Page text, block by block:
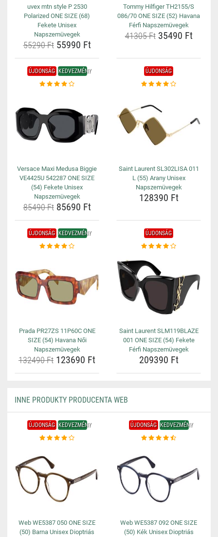
uvex mtn style P 2530
Polarized ONE SIZE (68)
Fekete Unisex
Napszemüvegek
55290 Ft55990 Ft
Tommy Hilfiger TH2155/S
086/70 ONE SIZE (52) Havana
Férfi Napszemüvegek
41305 Ft35490 Ft
ÚJDONSÁG KEDVEZMÉNY
Versace Maxi Medusa Biggie
VE4425U 542287 ONE SIZE
(54) Fekete Unisex
Napszemüvegek
85490 Ft85690 Ft
ÚJDONSÁG
Saint Laurent SL302LISA 011
L (55) Arany Unisex
Napszemüvegek
128390 Ft
ÚJDONSÁG KEDVEZMÉNY
Prada PR27ZS 11P60C ONE
SIZE (54) Havana Női
Napszemüvegek
132490 Ft 123690 Ft
ÚJDONSÁG
Saint Laurent SLM119BLAZE
001 ONE SIZE (54) Fekete
Férfi Napszemüvegek
209390 Ft
INNE PRODUKTY PRODUCENTA WEB
ÚJDONSÁG KEDVEZMÉNY
Web WE5387 050 ONE SIZE
(50) Barna Unisex Dioptriás
ÚJDONSÁG KEDVEZMÉNY
Web WE5387 092 ONE SIZE
(50) Kék Unisex Dioptriás